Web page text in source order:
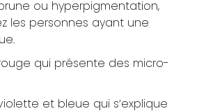
ou hyperpigmentation,
les personnes ayant une
qui présente des micro-
et bleue qui s’explique